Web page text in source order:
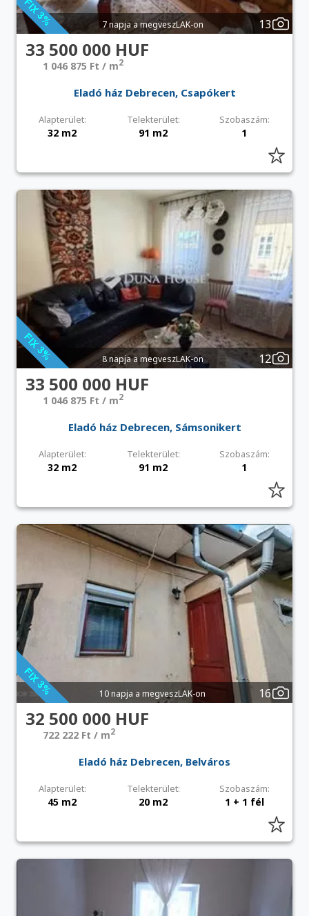
7 napja a megveszLAK-on 13
33 500 000 HUF
1 046 875 Ft / m2
Eladó ház Debrecen, Csapókert
Alapterület: Telekterület: Szobaszám:
32 m2 91 m2 1
8 napja a megveszLAK-on 12
33 500 000 HUF
1 046 875 Ft / m2
Eladó ház Debrecen, Sámsonikert
Alapterület: Telekterület: Szobaszám:
32 m2 91 m2 1
10 napja a megveszLAK-on 16
32 500 000 HUF
722 222 Ft / m2
Eladó ház Debrecen, Belváros
Alapterület: Telekterület: Szobaszám:
45 m2 20 m2 1 + 1 fél